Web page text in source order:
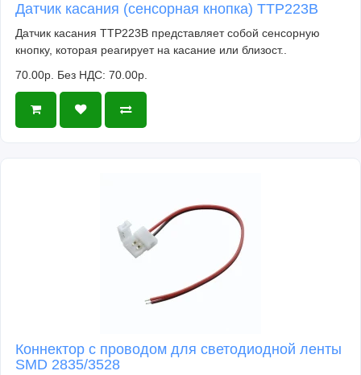
Датчик касания (сенсорная кнопка) TTP223B
Датчик касания TTP223B представляет собой сенсорную
кнопку, которая реагирует на касание или близост..
70.00р. Без НДС: 70.00р.
Коннектор с проводом для светодиодной ленты
SMD 2835/3528